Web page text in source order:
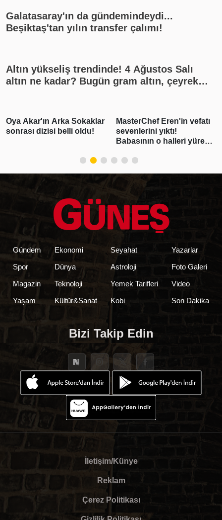
11'i)
Galatasaray'ın da gündemindeydi...
Beşiktaş'tan yılın transfer çalımı!
Altın yükseliş trendinde! 4 Ağustos Salı
altın ne kadar? Bugün gram altın, çeyrek
rakamları, canlı takip
MasterChef Eren'in vefatı
sevenlerini yıktı!
"Pişmanım bir daha
kullanmayacağım"
demişti! Erdal
testi pozitif çıktı
Gündem
Spor
Magazin
Yaşam
Ekonomi
Dünya
Teknoloji
Kültür&Sanat
Seyahat
Astroloji
Yemek Tarifleri
Kobi
Yazarlar
Foto Galeri
Video
Son Dakika
Bizi Takip Edin
İletişim/Künye
Reklam
Çerez Politikası